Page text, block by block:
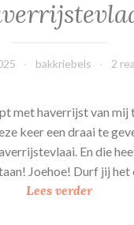
bakkriebels 2
met haverrijst van
keer een draai te
En die
Joehoe! Durf jij het
Lees verderH